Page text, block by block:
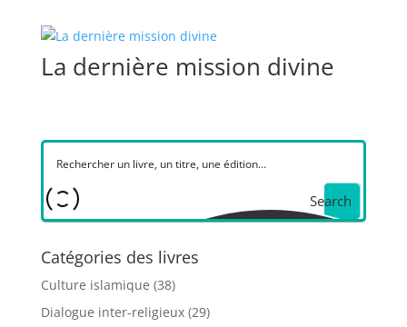
La dernière mission divine
Search
Catégories des livres
Culture islamique (38)
Dialogue inter-religieux (29)